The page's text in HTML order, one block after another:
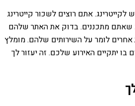
לקייטרינג. אתם רוצים לשכור קייטרינג
שאתם מתכננים. בדוק את האתר שלהם
אחרים לומר על השירותים שלהם. מומלץ
יתקיים האירוע שלכם. זה יעזור לך